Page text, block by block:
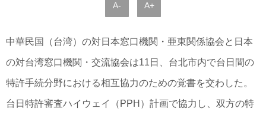
A- A+
中華民国（台湾）の対日本窓口機関・亜東関係協会と日本
の対台湾窓口機関・交流協会は11日、台北市内で台日間の
特許手続分野における相互協力のための覚書を交わした。
台日特許審査ハイウェイ（PPH）計画で協力し、双方の特